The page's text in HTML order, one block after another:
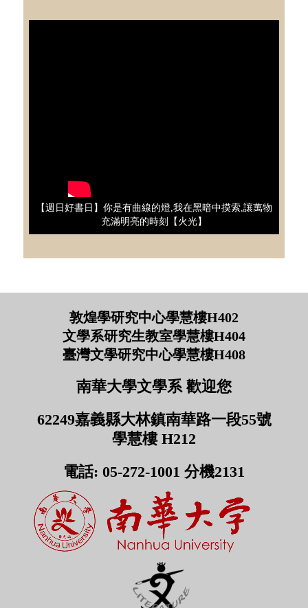
【週日好書日】你是有曲線的燈,我在黑暗中摸索,讓萬物
充滿明亮的時刻【火光】
敦煌學研究中心學慧樓H402
文學系研究生教室學慧樓H404
臺灣文學研究中心學慧樓H408
南華大學文學系 歡迎您
62249嘉義縣大林鎮南華路一段55號
學慧樓 H212
電話: 05-272-1001 分機2131